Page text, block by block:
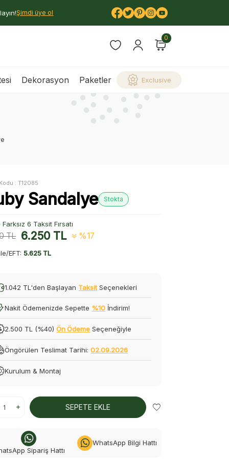
Şimdi üye ol
0
Dekorasyon Paketler Exclusive
:T12085
Sandalye Stokta
6 Taksit Fırsatı
TL 6.250TL %17
EFT:5.625 TL
1.042 TL'den Başlayan Taksit Seçenekleri
Nakit Ödemenizde Sepette %10 İndirim!
2.500 TL (%40)Ön Ödeme Seçeneğiyle
Öngörülen Teslimat Tarihi:02.09.2026
Kurulum & Montaj
SEPETE EKLE
Sipariş Hattı
WhatsApp Bilgi Hattı